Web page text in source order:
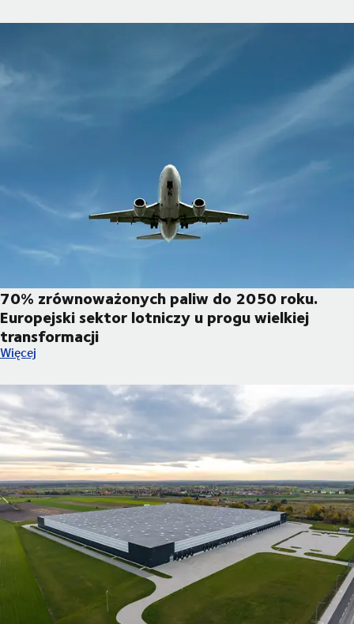
70% zrównoważonych paliw do 2050 roku.
Europejski sektor lotniczy u progu wielkiej
transformacji
70% zrównoważonych paliw do 2050 roku. Europejski sektor
Więcej